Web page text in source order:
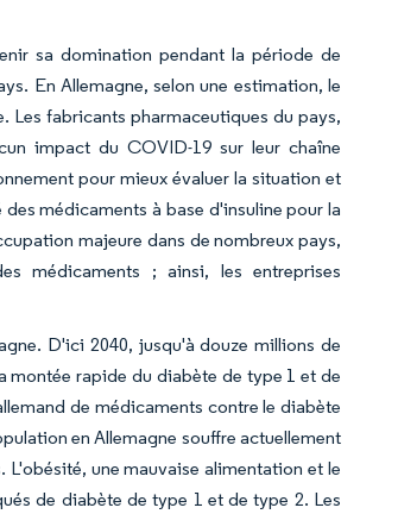
sa domination pendant la période de
En Allemagne, selon une estimation, le
fabricants pharmaceutiques du pays,
impact du COVID-19 sur leur chaîne
pour mieux évaluer la situation et
médicaments à base d'insuline pour la
majeure dans de nombreux pays,
médicaments ; ainsi, les entreprises
D'ici 2040, jusqu'à douze millions de
montée rapide du diabète de type 1 et de
de médicaments contre le diabète
en Allemagne souffre actuellement
une mauvaise alimentation et le
de diabète de type 1 et de type 2. Les